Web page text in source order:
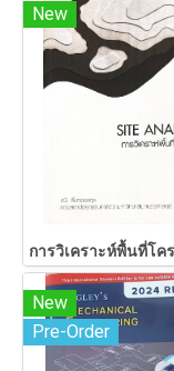
New
New
Pre-Order